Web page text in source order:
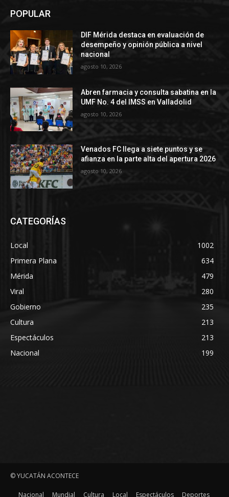
POPULAR
DIF Mérida destaca en evaluación de
desempeño y opinión pública a nivel
nacional
agosto 10, 2026
Abren farmacia y consulta sabatina en la
UMF No. 4 del IMSS en Valladolid
agosto 10, 2026
Venados FC llega a siete puntos y se
afianza en la parte alta del apertura 2026
agosto 10, 2026
CATEGORÍAS
Local
1002
Primera Plana
634
Mérida
479
Viral
280
Gobierno
235
Cultura
213
Espectáculos
213
Nacional
199
© YUCATÁN ACONTECE
Nacional Mundial Cultura Local Espectáculos Deportes